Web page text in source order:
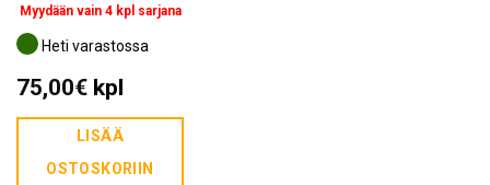
Myydään vain 4 kpl sarjana
Heti varastossa
75,00€kpl
LISÄÄ
OSTOSKORIIN